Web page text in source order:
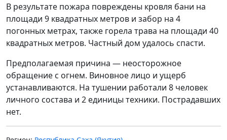
В результате пожара повреждены кровля бани на
площади 9 квадратных метров и забор на 4
погонных метрах, также горела трава на площади 40
квадратных метров. Частный дом удалось спасти.
Предполагаемая причина — неосторожное
обращение с огнем. Виновное лицо и ущерб
устанавливаются. На тушении работали 8 человек
личного состава и 2 единицы техники. Пострадавших
нет.